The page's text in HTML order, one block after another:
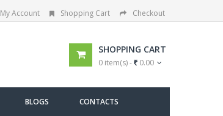
My Account Shopping Cart Checkout
SHOPPING CART
0 item(s) - 0.00
BLOGS CONTACTS